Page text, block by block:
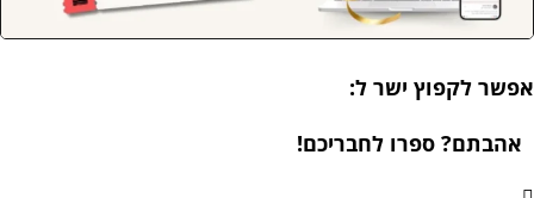
לקפוץ ישר ל:
ספרו לחבריכם!